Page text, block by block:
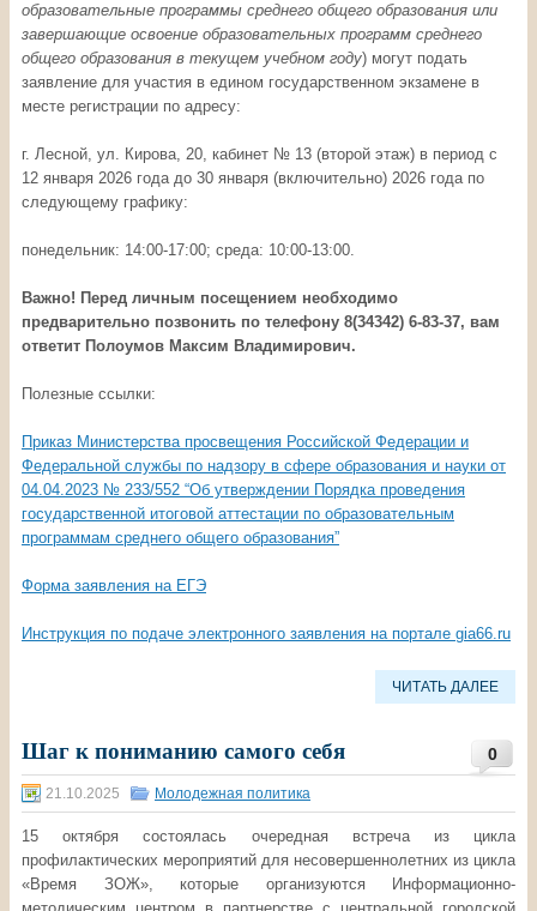
образовательные программы среднего общего образования или
завершающие освоение образовательных программ среднего
общего образования в текущем учебном году) могут подать
заявление для участия в едином государственном экзамене в
месте регистрации по адресу:
г. Лесной, ул. Кирова, 20, кабинет № 13 (второй этаж) в период с
12 января 2026 года до 30 января (включительно) 2026 года по
следующему графику:
понедельник: 14:00-17:00; среда: 10:00-13:00.
Важно! Перед личным посещением необходимо
предварительно позвонить по телефону 8(34342) 6-83-37, вам
ответит Полоумов Максим Владимирович.
Полезные ссылки:
Приказ Министерства просвещения Российской Федерации и
Федеральной службы по надзору в сфере образования и науки от
04.04.2023 № 233/552 “Об утверждении Порядка проведения
государственной итоговой аттестации по образовательным
программам среднего общего образования”
Форма заявления на ЕГЭ
Инструкция по подаче электронного заявления на портале gia66.ru
ЧИТАТЬ ДАЛЕЕ
0
Шаг к пониманию самого себя
21.10.2025 Молодежная политика
15 октября состоялась очередная встреча из цикла
профилактических мероприятий для несовершеннолетних из цикла
«Время ЗОЖ», которые организуются Информационно-